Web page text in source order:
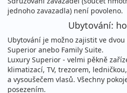
jednoho zavazadla) není povoleno.
Ubytování:
Ubytování je možno zajistit ve
Superior anebo Family Suite.
Luxury Superior - velmi pěkně
klimatizací, TV, trezorem,
a vysoušečem vlasů. Všechny
posezením.